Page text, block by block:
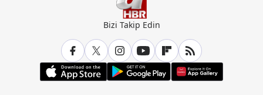
Bizi Takip Edin